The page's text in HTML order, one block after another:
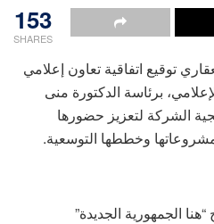
153
SHARES
توقيع اتفاقية تعاون إعلامي
برئاسة الدكتورة منى
الشركة لتعزيز حضورها
وخططها التوسعية.
الجمهورية الجديدة”